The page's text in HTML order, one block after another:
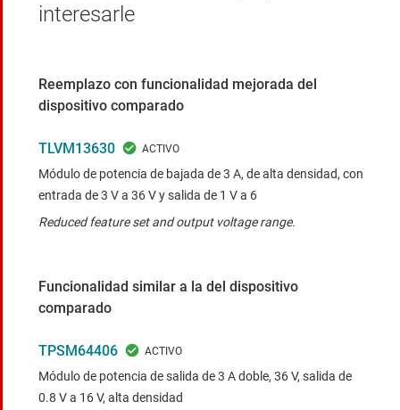
interesarle
Reemplazo con funcionalidad mejorada del
dispositivo comparado
TLVM13630
Módulo de potencia de bajada de 3 A, de alta densidad, con
entrada de 3 V a 36 V y salida de 1 V a 6
Reduced feature set and output voltage range.
Funcionalidad similar a la del dispositivo
comparado
TPSM64406
Módulo de potencia de salida de 3 A doble, 36 V, salida de
0.8 V a 16 V, alta densidad